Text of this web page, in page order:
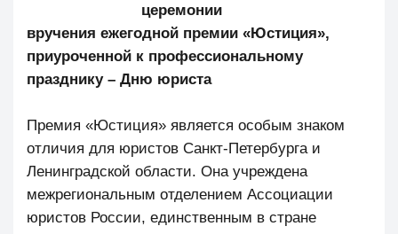
церемонии
вручения ежегодной премии «Юстиция»,
приуроченной к профессиональному
празднику – Дню юриста
Премия «Юстиция» является особым знаком
отличия для юристов Санкт-Петербурга и
Ленинградской области. Она учреждена
межрегиональным отделением Ассоциации
юристов России, единственным в стране